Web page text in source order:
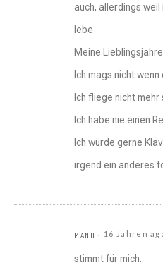
auch, allerdings weil
lebe
Meine
Ich mags nicht
Ich fliege nicht
Ich habe nie einen
Ich würde gerne
irgend ein anderes
MANO 16 Jahren
stimmt für mich: